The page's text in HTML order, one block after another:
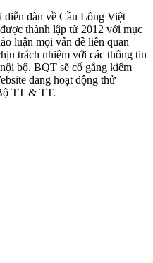
diễn đàn về Cầu Lông Việt
thành lập từ 2012 với mục
luận mọi vấn đề liên quan
trách nhiệm với các thông tin
bộ. BQT sẽ cố gắng kiểm
đang hoạt động thử
TT & TT.